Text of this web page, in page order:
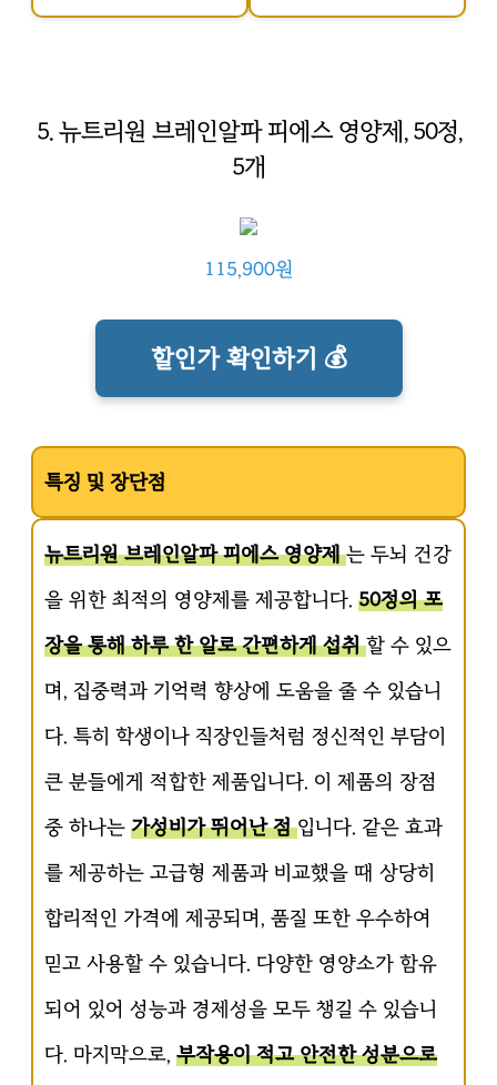
5. 뉴트리원 브레인알파 피에스 영양제, 50정,
5개
115,900원
할인가 확인하기 💰
특징 및 장단점
뉴트리원 브레인알파 피에스 영양제는 두뇌 건강
을 위한 최적의 영양제를 제공합니다. 50정의 포
장을 통해 하루 한 알로 간편하게 섭취할 수 있으
며, 집중력과 기억력 향상에 도움을 줄 수 있습니
다. 특히 학생이나 직장인들처럼 정신적인 부담이
큰 분들에게 적합한 제품입니다. 이 제품의 장점
중 하나는 가성비가 뛰어난 점입니다. 같은 효과
를 제공하는 고급형 제품과 비교했을 때 상당히
합리적인 가격에 제공되며, 품질 또한 우수하여
믿고 사용할 수 있습니다. 다양한 영양소가 함유
되어 있어 성능과 경제성을 모두 챙길 수 있습니
다. 마지막으로, 부작용이 적고 안전한 성분으로